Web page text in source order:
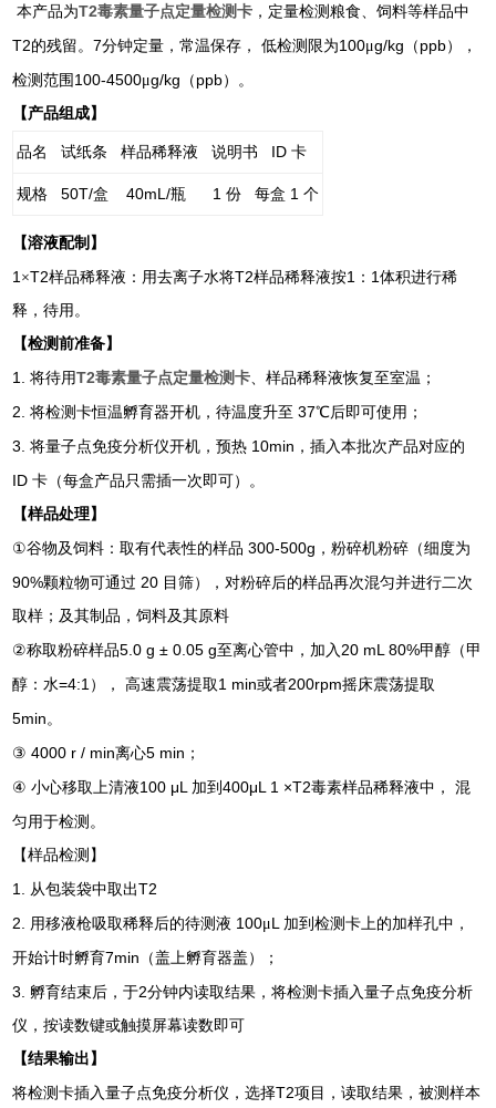
本产品为T2毒素量子点定量检测卡 ，定量检测粮食、饲料等样品中
T2的残留。7分钟定量，常温保存， 低检测限为100μg/kg （ ppb），
检测范围 100-4500μg/kg （ ppb）。
【产品组成】
品名 试纸条 样品稀释液 说明书 ID卡
规格 50T/盒 40mL/瓶 1份 每盒 1个
【溶液配制】
1 ×T2样品稀释液：用去离子水将T2样品稀释液按1 ： 1体积进行稀
释，待用。
【检测前准备】
1.将待用T2毒素量子点定量检测卡、样品稀释液恢复至室温；
2.将检测卡恒温孵育器开机，待温度升至 37℃后即可使用；
3.将量子点免疫分析仪开机，预热 10min ，插入本批次产品对应的
ID卡（每盒产品只需插一次即可）。
【样品处理】
①谷物及饲料：取有代表性的样品 300-500g ，粉碎机粉碎（细度为
90%颗粒物可通过 20 目筛），对粉碎后的样品再次混匀并进行二次
取样；及其制品，饲料及其原料
②称取粉碎样品5.0 g ± 0.05 g至离心管中，加入20 mL 80%甲醇（甲
醇：水=4:1 ）， 高速震荡提取 1 min或者200rpm摇床震荡提取
5min。
③ 4000 r / min离心5 min ；
④ 小心移取上清液100 μL 加到400μL 1 ×T2毒素样品稀释液中， 混
匀用于检测。
【样品检测】
1. 从包装袋中取出T2
2. 用移液枪吸取稀释后的待测液 100μL 加到检测卡上的加样孔中，
开始计时孵育7min （盖上孵育器盖）；
3. 孵育结束后，于2分钟内读取结果，将检测卡插入量子点免疫分析
仪，按读数键或触摸屏幕读数即可
【结果输出】
将检测卡插入量子点免疫分析仪，选择T2项目，读取结果，被测样本